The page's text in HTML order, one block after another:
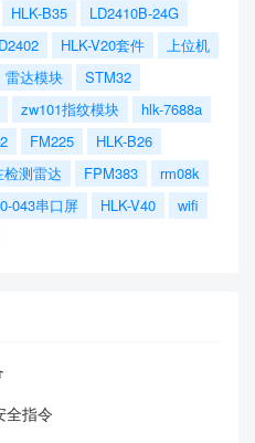
HLK-B35
LD2410B-24G
HLK-V20套件
上位机
雷达模块
STM32
zw101指纹模块
hlk-7688a
FM225
HLK-B26
检测雷达 FPM383
rm08k
043串口屏 HLK-V40
wifi
全指令